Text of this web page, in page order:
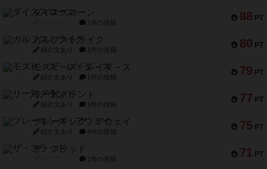
88 PT
ダイススローン
1件の投稿
80 PT
ガルフストライク
紹介文あり 1件の投稿
79 PT
モズビ－ズ・レイダ－ズ
紹介文あり 1件の投稿
77 PT
リー対グラント
紹介文あり 1件の投稿
75 PT
ブレーキング・アウェイ
紹介文あり 4件の投稿
71 PT
ザ・フラッド
1件の投稿